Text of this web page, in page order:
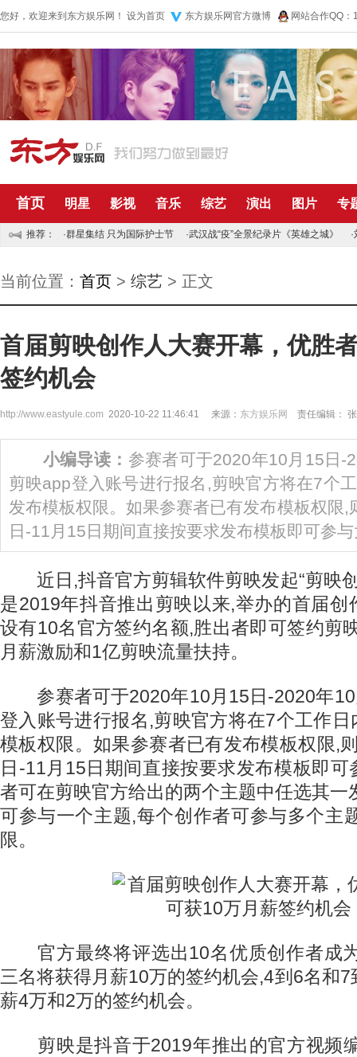
您好，欢迎来到东方娱乐网！ 设为首页 东方娱乐网官方微博 网站合作QQ
首页 明星 影视 音乐 综艺 演出 图片 专
推荐： ·群星集结 只为国际护士节 ·武汉战“疫”全景纪录片《英雄之城》 ·
当前位置： 首页 > 综艺 > 正文
首届剪映创作人大赛开幕，优胜
签约机会
http://www.eastyule.com 2020-10-22 11:46:41 来源： 东方娱乐网 责任编辑：
小编导读： 参赛者可于2020年10月15日-
剪映app登入账号进行报名,剪映官方将在7个
发布模板权限。如果参赛者已有发布模板权限,
日-11月15日期间直接按要求发布模板即可参
近日,抖音官方剪辑软件剪映发起“剪映
是2019年抖音推出剪映以来,举办的首届创
设有10名官方签约名额,胜出者即可签约剪
月薪激励和1亿剪映流量扶持。
参赛者可于2020年10月15日-2020年10
登入账号进行报名,剪映官方将在7个工作
模板权限。如果参赛者已有发布模板权限,
日-11月15日期间直接按要求发布模板即
者可在剪映官方给出的两个主题中任选其一
可参与一个主题,每个创作者可参与多个主
限。
官方最终将评选出10名优质创作者成
三名将获得月薪10万的签约机会,4到6名和
薪4万和2万的签约机会。
剪映是抖音于2019年推出的官方视频